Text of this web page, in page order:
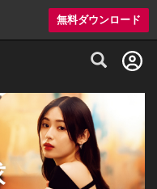
無料ダウンロード
プレミアムレストラン予約